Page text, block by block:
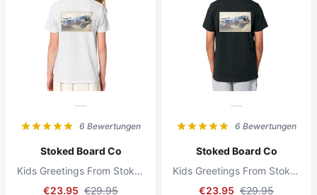
6 Bewertungen
Stoked Board Co
Kids Greetings From Stoked Skate T-shirt White
€23.95 €29.95
6 Bewertungen
Stoked Board Co
Kids Greetings From Stoked Skate T-shirt Black
€23.95 €29.95